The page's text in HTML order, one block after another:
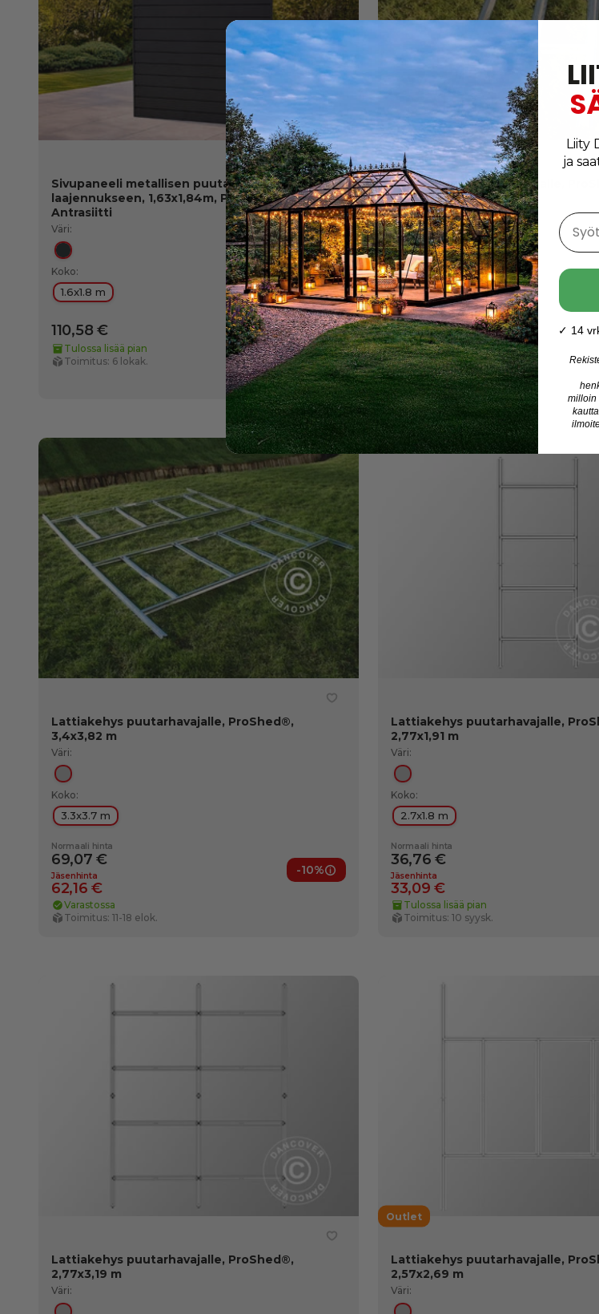
Sivupaneeli metallisen puutarhavajan
laajennukseen, 1,63x1,84m, ProShed®,
Antrasiitti
Väri:
Antrasiitti
Koko:
1.6x1.8 m
110,58 €
Tulossa lisää pian
Toimitus: 6 lokak.
Lattiakehys puutarhavajalle,
2,13x1,27 m
Väri:
Hopea
Koko:
1.2x2 m
Normaali hinta
30,60 €
Jäsenhinta
27,53 €
Varastossa
Toimitus: 11-18 elok.
Lattiakehys puutarhavajalle, ProShed®,
3,4x3,82 m
Väri:
Hopea
Koko:
3.3x3.7 m
Normaali hinta
69,07 €
Jäsenhinta
62,16 €
-10%
Jäsenedut
Varastossa
Toimitus: 11-18 elok.
Lattiakehys puutarhavajalle,
2,77x1,91 m
Väri:
Hopea
Koko:
2.7x1.8 m
Normaali hinta
36,76 €
Jäsenhinta
33,09 €
Tulossa lisää pian
Toimitus: 10 syysk.
Lattiakehys puutarhavajalle, ProShed®,
2,77x3,19 m
Väri:
Outlet
Lattiakehys puutarhavajalle,
2,57x2,69 m
Väri:
Liity
ja
✓ 14
milloin